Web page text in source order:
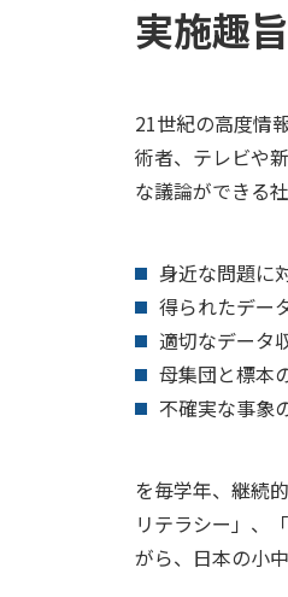
実施趣旨
21世紀の高度情
術者、テレビや
な議論ができる
身近な問題に
得られたデー
適切なデータ
母集団と標本
不確実な事象
を毎学年、継続
リテラシー」、
がら、日本の小